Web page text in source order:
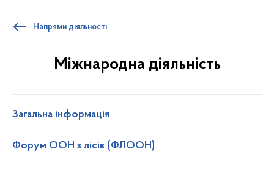
Напрями діяльності
Міжнародна діяльність
Загальна інформація
Форум ООН з лісів (ФЛООН)